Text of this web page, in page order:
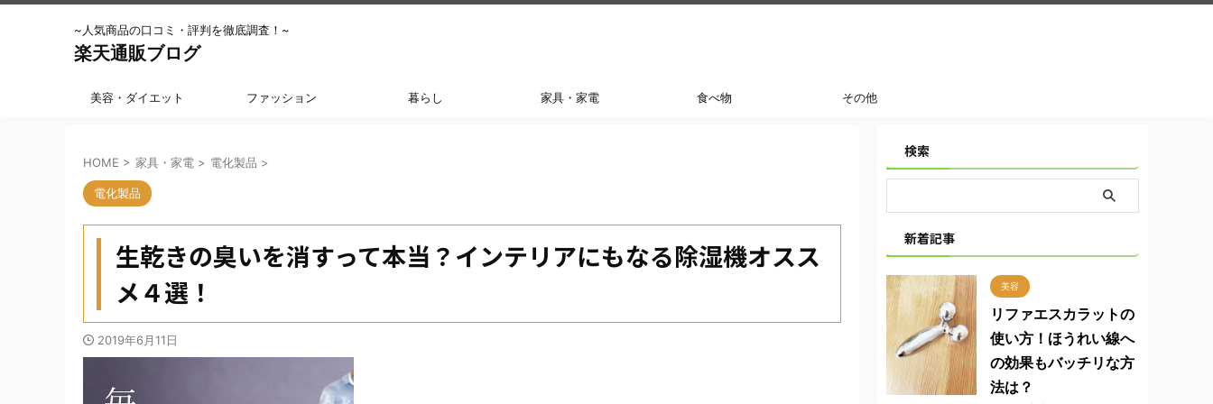
~人気商品の口コミ・評判を徹底調査！~
楽天通販ブログ
美容・ダイエット ファッション 暮らし 家具・家電 食べ物 その他
HOME > 家具・家電 > 電化製品 >
電化製品
生乾きの臭いを消すって本当？インテリアにもなる除湿機オスス
メ４選！
2019年6月11日
検索
新着記事
美容
リファエスカラットの
使い方！ほうれい線へ
の効果もバッチリな方
法は？